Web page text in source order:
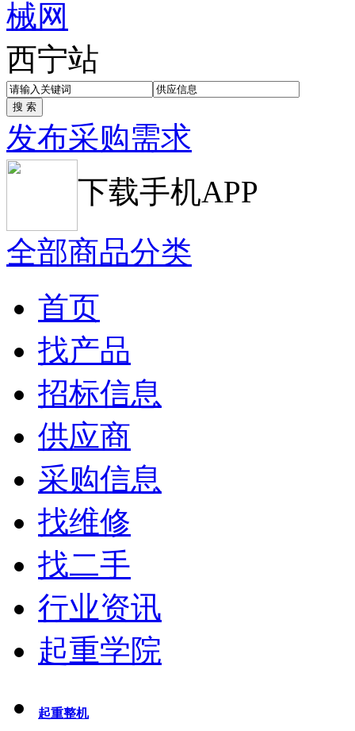
西宁站
发布采购需求
下载手机APP
全部商品分类
首页
找产品
招标信息
供应商
采购信息
找维修
找二手
行业资讯
起重学院
起重整机